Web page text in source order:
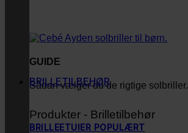
GUIDE
Sådan vælger du de rigtige solbriller.
BRILLETILBEHØR
Produkter - Brilletilbehør
BRILLEETUIER